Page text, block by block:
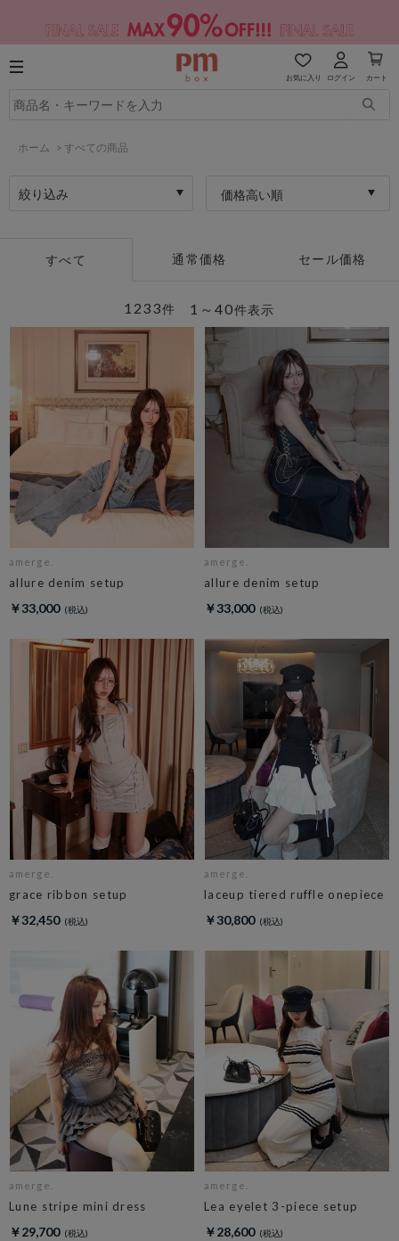
お気に入り ログイン カート
ホーム > すべての商品
絞り込み 価格高い順
すべて 通常価格 セール価格
1～40件表示
1233件
amerge.
allure denim setup
￥33,000
amerge.
allure denim setup
￥33,000
amerge.
grace ribbon setup
￥32,450
amerge.
laceup tiered ruffle onepiece
￥30,800
amerge.
Lune stripe mini dress
￥29,700
amerge.
Lea eyelet 3-piece setup
￥28,600